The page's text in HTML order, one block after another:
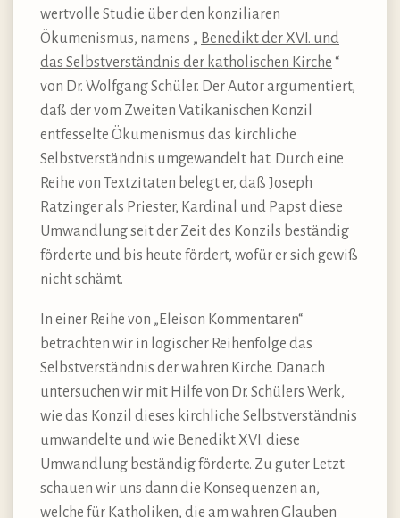
wertvolle Studie über den konziliaren
Ökumenismus, namens „ Benedikt der XVI. und
das Selbstverständnis der katholischen Kirche “
von Dr. Wolfgang Schüler. Der Autor argumentiert,
daß der vom Zweiten Vatikanischen Konzil
entfesselte Ökumenismus das kirchliche
Selbstverständnis umgewandelt hat. Durch eine
Reihe von Textzitaten belegt er, daß Joseph
Ratzinger als Priester, Kardinal und Papst diese
Umwandlung seit der Zeit des Konzils beständig
förderte und bis heute fördert, wofür er sich gewiß
nicht schämt.
In einer Reihe von „Eleison Kommentaren“
betrachten wir in logischer Reihenfolge das
Selbstverständnis der wahren Kirche. Danach
untersuchen wir mit Hilfe von Dr. Schülers Werk,
wie das Konzil dieses kirchliche Selbstverständnis
umwandelte und wie Benedikt XVI. diese
Umwandlung beständig förderte. Zu guter Letzt
schauen wir uns dann die Konsequenzen an,
welche für Katholiken, die am wahren Glauben